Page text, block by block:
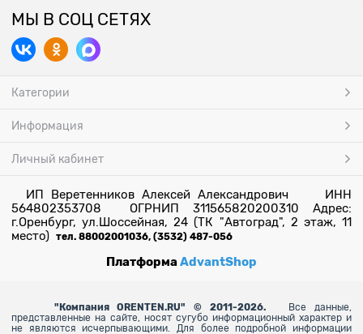
МЫ В СОЦ СЕТЯХ
Категории
Информация
Личный кабинет
ИП Веретенников Алексей Александрович ИНН
564802353708 ОГРНИП 311565820200310 Адрес:
г.Оренбург, ул.Шоссейная, 24 (ТК "Автоград", 2 этаж, 11
место) тел. 88002001036, (3532) 487-056
ПлатформаAdvantShop
" Компания ORENTEN.RU" © 2011-2026.
Все данные,
представленные на сайте, носят сугубо информационный характер и
не являются исчерпывающими. Для более подробной информации